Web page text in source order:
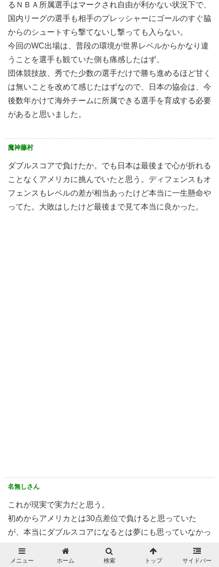
るＮＢＡ所属選手はマークされ自由が利かない状況下で、
国内リーグの選手も相手のプレッシャーにゴールのすぐ脇
からのシュートすら撃てないし撃っても入らない。
今回のWC出場は、普段の環境が世界レベルからかなり違
うことを選手も観ていた側も痛感したはず。
団体競技故、秀でた少数の選手だけで勝ち進めるほど甘く
は無いことを改めて感じたはずなので、日本の協会は、今
後数年かけて海外チームに所属できる選手を育成する必要
があると思いました。
魔神藤村
ダブルスコアで負けたか。でも日本は最後まで心が折れる
ことなくアメリカに挑んでいたと思う。ディフェンスもオ
フェンスもレベルの差が相当あったけど本当に一生懸命や
ってた。大敗はしたけど最後まで見て本当に良かった。
名無しさん
これが現実で実力だと思う。
初めからアメリカとは30点差位で負けると思っていた
が、本当にダブルスコアになるとは夢にも思っていなかっ
完全に実力の差、完敗。
メニュー ホーム 検索 トップ サイドバー